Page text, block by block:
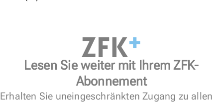
Lesen Sie weiter mit Ihrem ZFK-
Abonnement
Erhalten Sie uneingeschränkten Zugang zu allen